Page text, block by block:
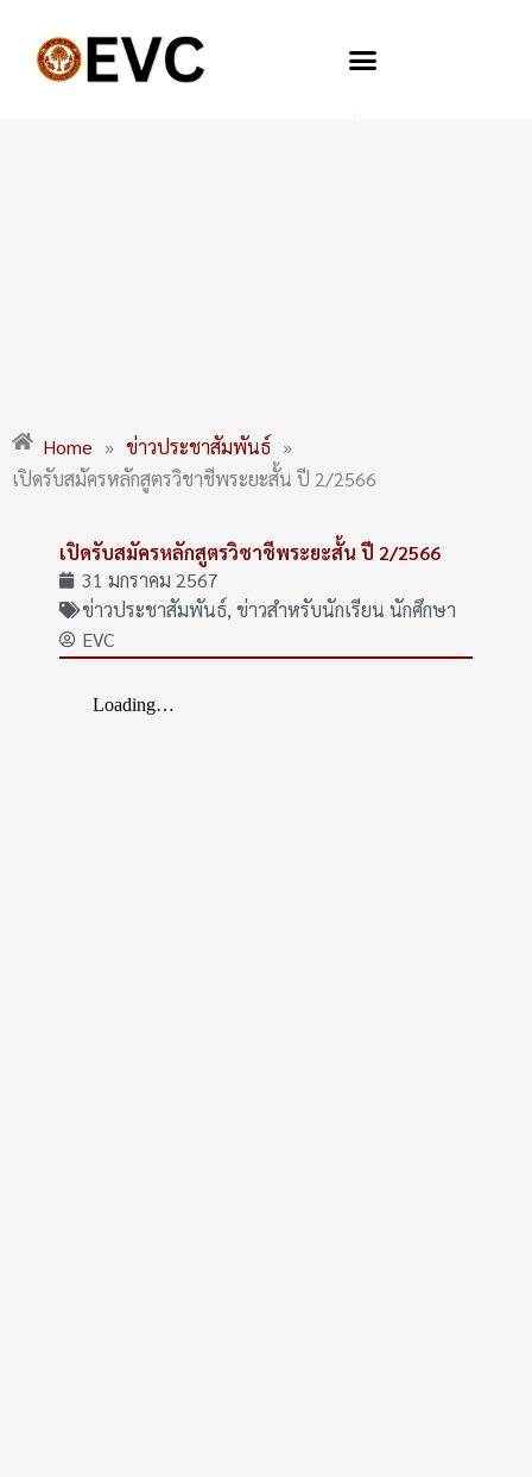
content
Home » ข่าวประชาสัมพันธ์ »
เปิดรับสมัครหลักสูตรวิชาชีพระยะสั้น ปี 2/2566
เปิดรับสมัครหลักสูตรวิชาชีพระยะสั้น ปี 2/2566
31 มกราคม 2567
ข่าวประชาสัมพันธ์, ข่าวสำหรับนักเรียน นักศึกษา
EVC